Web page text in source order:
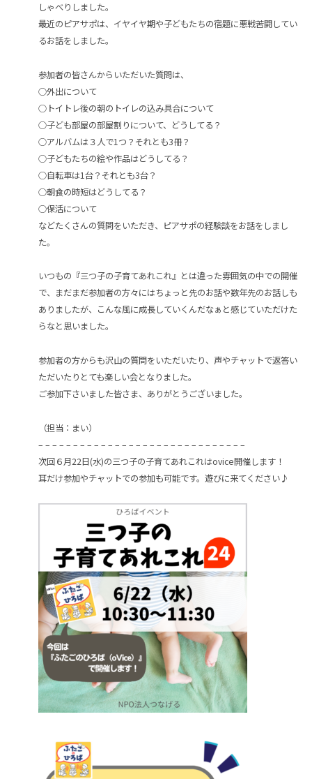
しゃべりしました。
最近のピアサポは、イヤイヤ期や子どもたちの宿題に悪戦苦闘してい
るお話をしました。
参加者の皆さんからいただいた質問は、
○外出について
○トイトレ後の朝のトイレの込み具合について
○子ども部屋の部屋割りについて、どうしてる？
○アルバムは３人で1つ？それとも3冊？
○子どもたちの絵や作品はどうしてる？
○自転車は1台？それとも3台？
○朝食の時短はどうしてる？
○保活について
などたくさんの質問をいただき、ピアサポの経験談をお話をしまし
た。
いつもの『三つ子の子育てあれこれ』とは違った雰囲気の中での開催
で、まだまだ参加者の方々にはちょっと先のお話や数年先のお話しも
ありましたが、こんな風に成長していくんだなぁと感じていただけた
らなと思いました。
参加者の方からも沢山の質問をいただいたり、声やチャットで返答い
ただいたりとても楽しい会となりました。
ご参加下さいました皆さま、ありがとうございました。
（担当：まい）
– – – – – – – – – – – – – – – – – – – – – – – – – – – – – –
次回６月22日(水)の三つ子の子育てあれこれはovice開催します！
耳だけ参加やチャットでの参加も可能です。遊びに来てください♪